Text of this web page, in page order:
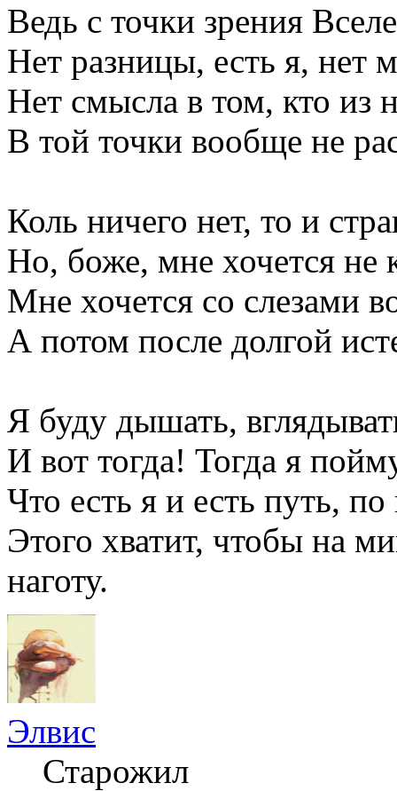
Ведь с точки зрения
Нет разницы, есть я, нет
Нет смысла в том, кто из
В той точки вообще не
Коль ничего нет, то и
Но, боже, мне хочется не
Мне хочется со слезами
А потом после долгой
Я буду дышать,
И вот тогда! Тогда я
Что есть я и есть путь,
Этого хватит, чтобы на
наготу.
Элвис
Старожил